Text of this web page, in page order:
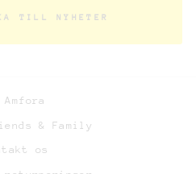
TILL NYHETER
Amfora
& Family
os